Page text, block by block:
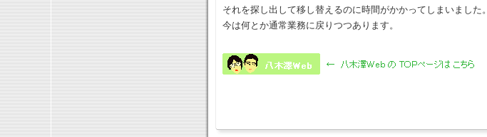
それを探し出して移し替えるのに時間がかかってしまいました。
今は何とか通常業務に戻りつつあります。